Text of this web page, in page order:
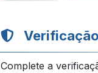
Complete a